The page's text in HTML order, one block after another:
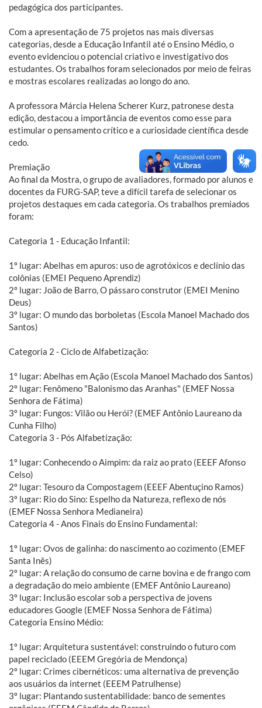
pedagógica dos participantes.
Com a apresentação de 75 projetos nas mais diversas
categorias, desde a Educação Infantil até o Ensino Médio, o
evento evidenciou o potencial criativo e investigativo dos
estudantes. Os trabalhos foram selecionados por meio de feiras
e mostras escolares realizadas ao longo do ano.
A professora Márcia Helena Scherer Kurz, patronese desta
edição, destacou a importância de eventos como esse para
estimular o pensamento crítico e a curiosidade científica desde
cedo.
Premiação
Ao final da Mostra, o grupo de avaliadores, formado por alunos e
docentes da FURG-SAP, teve a difícil tarefa de selecionar os
projetos destaques em cada categoria. Os trabalhos premiados
foram:
Categoria 1 - Educação Infantil:
1º lugar: Abelhas em apuros: uso de agrotóxicos e declínio das
colônias (EMEI Pequeno Aprendiz)
2º lugar: João de Barro, O pássaro construtor (EMEI Menino
Deus)
3º lugar: O mundo das borboletas (Escola Manoel Machado dos
Santos)
Categoria 2 - Ciclo de Alfabetização:
1º lugar: Abelhas em Ação (Escola Manoel Machado dos Santos)
2º lugar: Fenômeno "Balonismo das Aranhas" (EMEF Nossa
Senhora de Fátima)
3º lugar: Fungos: Vilão ou Herói? (EMEF Antônio Laureano da
Cunha Filho)
Categoria 3 - Pós Alfabetização:
1º lugar: Conhecendo o Aimpim: da raiz ao prato (EEEF Afonso
Celso)
2º lugar: Tesouro da Compostagem (EEEF Abentuçino Ramos)
3º lugar: Rio do Sino: Espelho da Natureza, reflexo de nós
(EMEF Nossa Senhora Medianeira)
Categoria 4 - Anos Finais do Ensino Fundamental:
1º lugar: Ovos de galinha: do nascimento ao cozimento (EMEF
Santa Inês)
2º lugar: A relação do consumo de carne bovina e de frango com
a degradação do meio ambiente (EMEF Antônio Laureano)
3º lugar: Inclusão escolar sob a perspectiva de jovens
educadores Google (EMEF Nossa Senhora de Fátima)
Categoria Ensino Médio:
1º lugar: Arquitetura sustentável: construindo o futuro com
papel reciclado (EEEM Gregória de Mendonça)
2º lugar: Crimes cibernéticos: uma alternativa de prevenção
aos usuários da internet (EEEM Patrulhense)
3º lugar: Plantando sustentabilidade: banco de sementes